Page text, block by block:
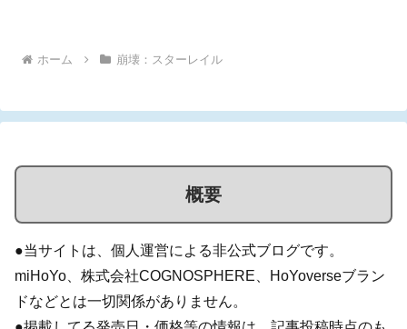
ホーム 崩壊：スターレイル
概要
●当サイトは、個人運営による非公式ブログです。
miHoYo、株式会社COGNOSPHERE、HoYoverseブラン
ドなどとは一切関係がありません。